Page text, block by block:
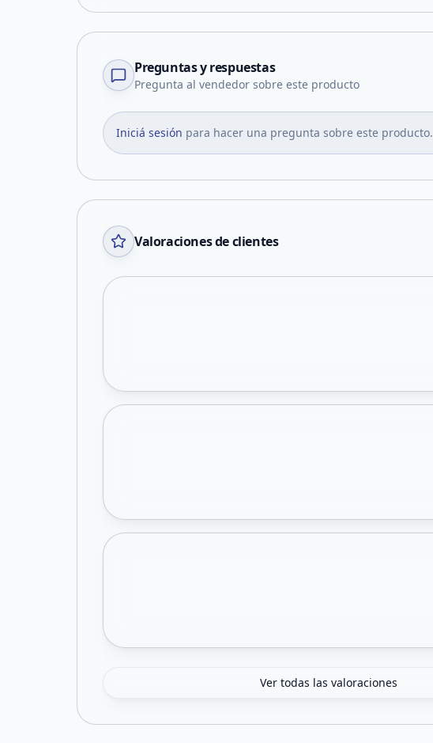
Preguntas y respuestas
Pregunta al vendedor sobre este producto
Iniciá sesión para hacer una pregunta sobre este producto.
Valoraciones de clientes
Ver todas las valoraciones